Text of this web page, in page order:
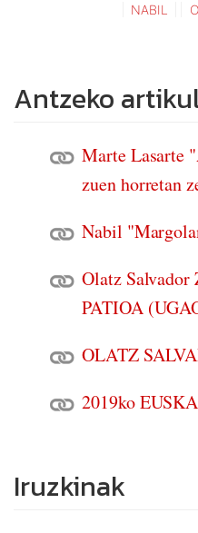
NABIL
Antzeko
Marte Lasarte
zuen horretan
Nabil
Olatz
PATIOA
OLATZ
2019ko
Iruzkinak